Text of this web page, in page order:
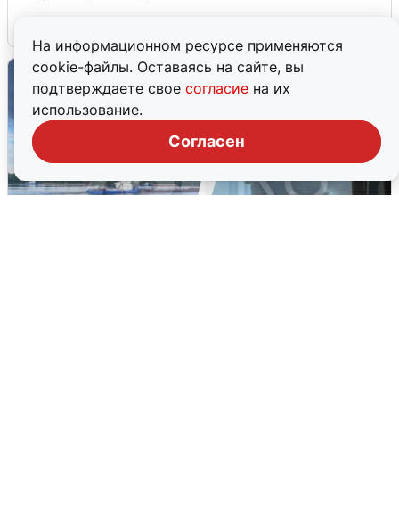
На информационном ресурсе применяются
cookie-файлы. Оставаясь на сайте, вы
подтверждаете свое согласие на их
использование.
Согласен